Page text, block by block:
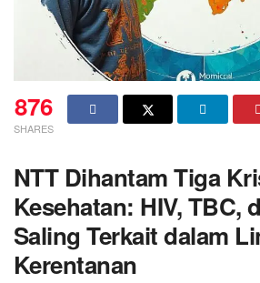
876
SHARES
NTT Dihantam Tiga
Kesehatan: HIV, TBC,
Saling Terkait dalam
Kerentanan